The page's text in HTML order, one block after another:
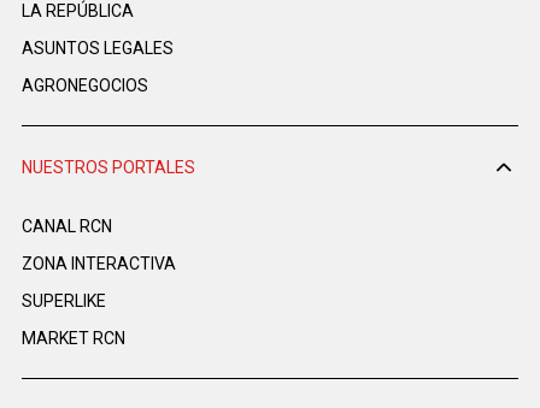
LA REPÚBLICA
ASUNTOS LEGALES
AGRONEGOCIOS
NUESTROS PORTALES
CANAL RCN
ZONA INTERACTIVA
SUPERLIKE
MARKET RCN